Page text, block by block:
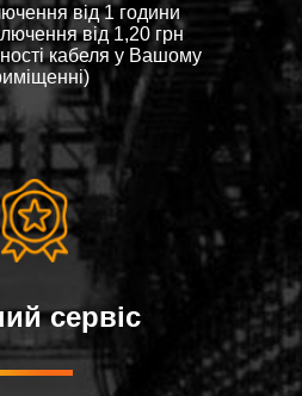
від 1 години
вiд 1,20 грн
кабеля у Вашому
сервіс